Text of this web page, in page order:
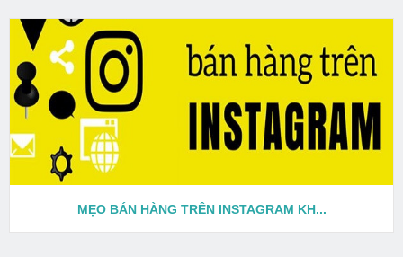
MẸO BÁN HÀNG TRÊN INSTAGRAM KH...